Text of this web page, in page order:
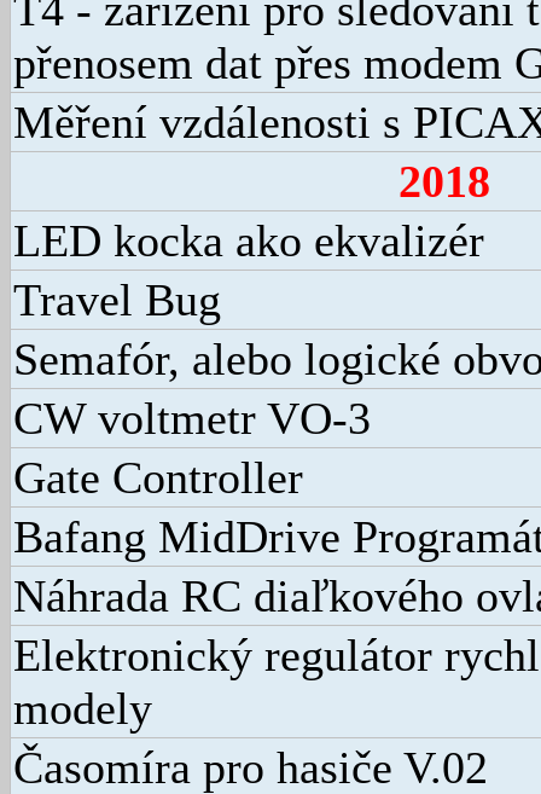
přenosem dat přes modem
Měření vzdálenosti s
2018
LED kocka ako ekvalizér
Travel Bug
Semafór, alebo logické
CW voltmetr VO-3
Gate Controller
Bafang MidDrive
Náhrada RC diaľkového
Elektronický regulátor
modely
Časomíra pro hasiče V.02